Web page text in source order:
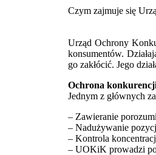
Czym zajmuje się
Urząd Ochrony
konsumentów.
go zakłócić. Jego
Ochrona
Jednym z głównych
– Zawieranie
– Nadużywanie
– Kontrola
– UOKiK prowadzi